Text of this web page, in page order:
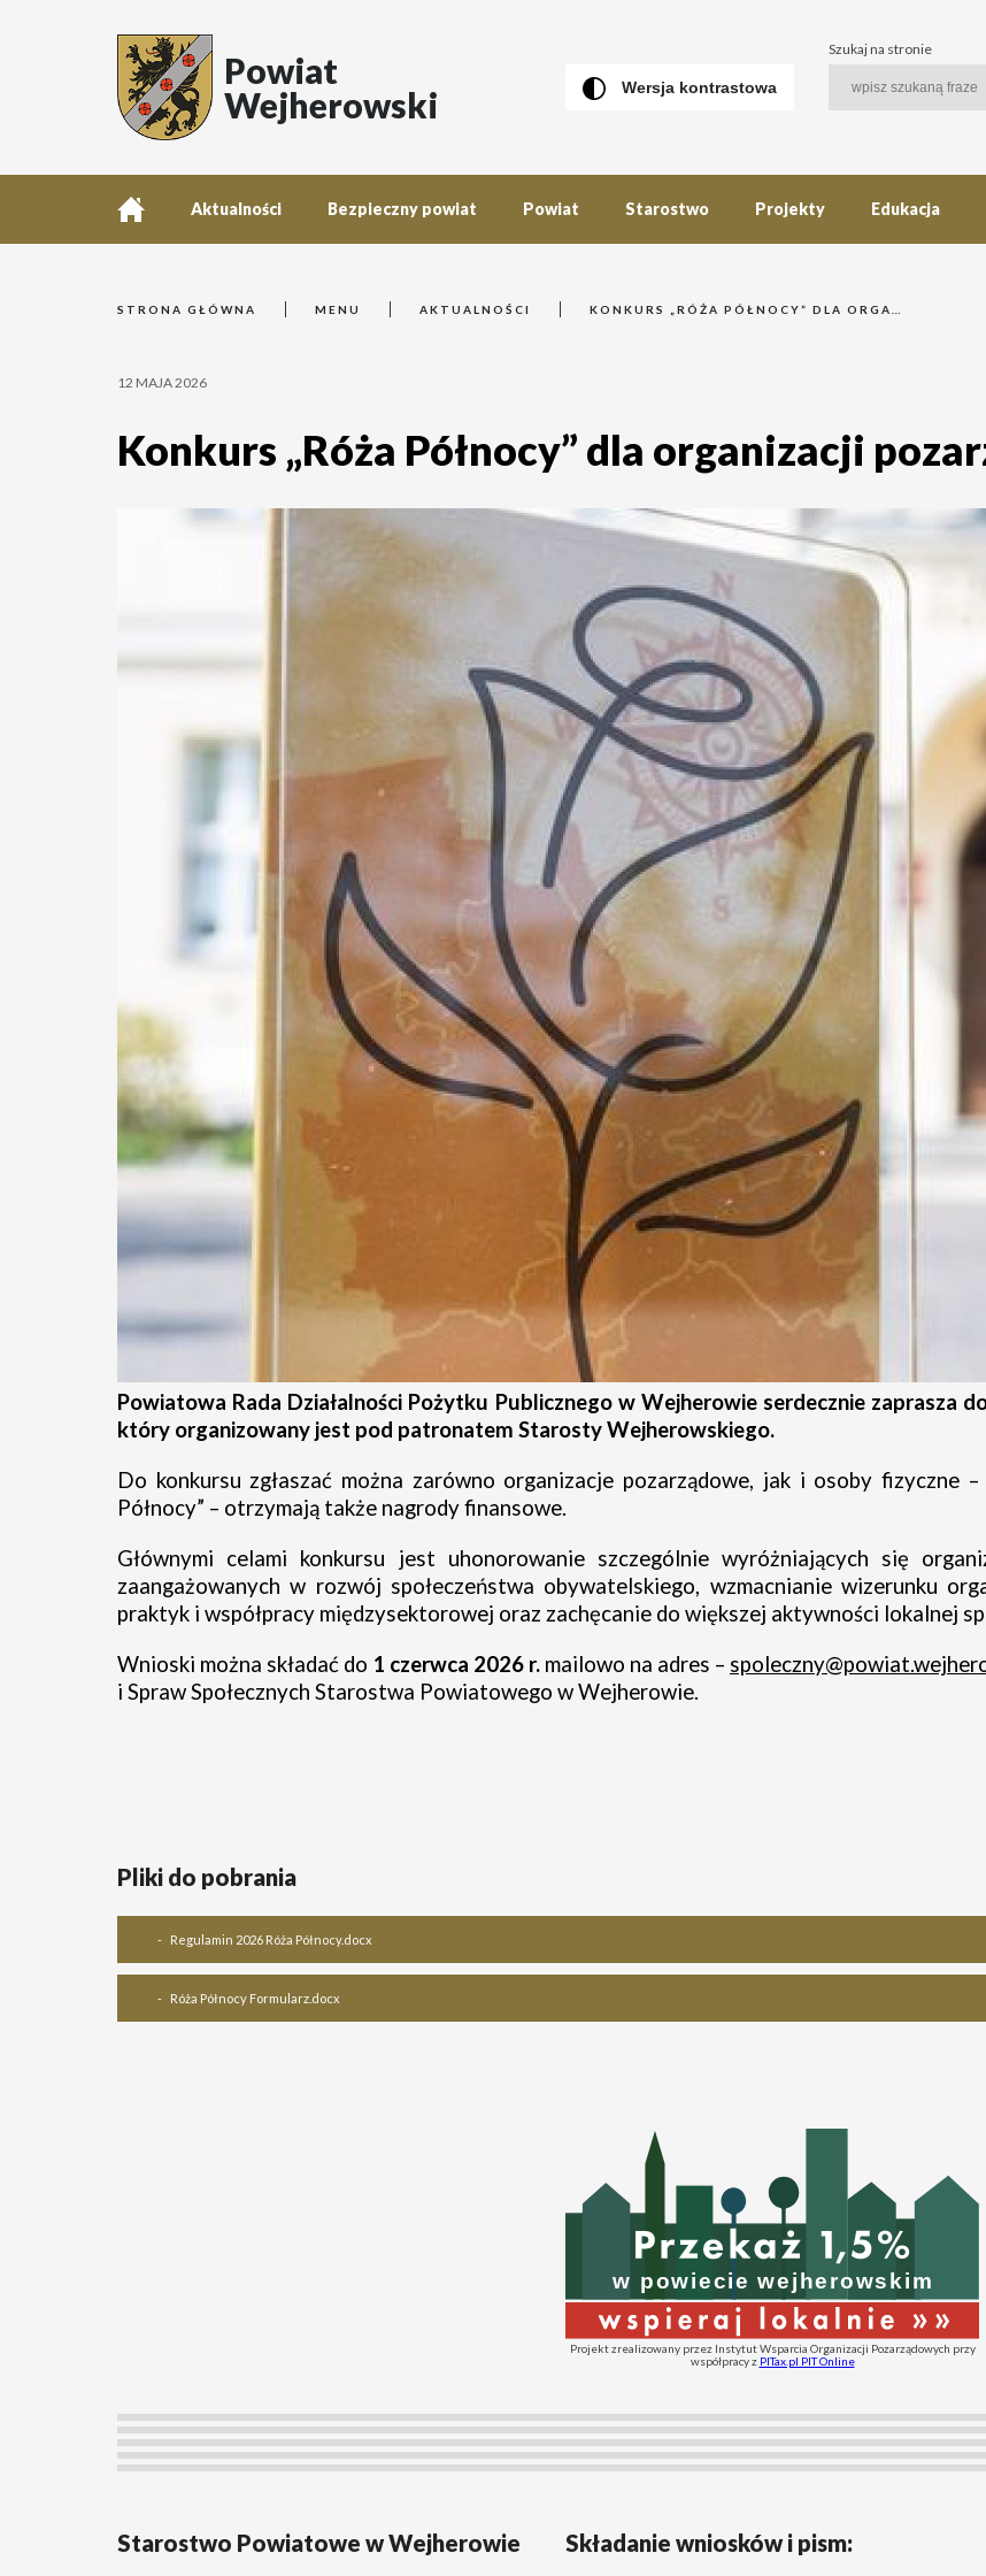
Powiat
Wejherowski
Wersja kontrastowa
Szukaj na stronie
Aktualności Bezpieczny powiat Powiat Starostwo Projekty Edukacja
STRONA GŁÓWNA MENU AKTUALNOŚCI KONKURS „RÓŻA PÓŁNOCY” DLA ORGANIZACJI POZARZĄDOWYCH
12 MAJA 2026
Konkurs „Róża Północy” dla organizacji
Powiatowa Rada Działalności Pożytku Publicznego w Wejherowie serdecznie zaprasza
który organizowany jest pod patronatem Starosty Wejherowskiego.
Do konkursu zgłaszać można zarówno organizacje pozarządowe, jak i osoby fizyczne
Północy” – otrzymają także nagrody finansowe.
Głównymi celami konkursu jest uhonorowanie szczególnie wyróżniających się
zaangażowanych w rozwój społeczeństwa obywatelskiego, wzmacnianie wizerunku
praktyk i współpracy międzysektorowej oraz zachęcanie do większej aktywności lokalnej
Wnioski można składać do 1 czerwca 2026 r. mailowo na adres –
i Spraw Społecznych Starostwa Powiatowego w Wejherowie.
Pliki do pobrania
Regulamin 2026 Róża Północy.docx
Róża Północy Formularz.docx
Projekt zrealizowany przez Instytut Wsparcia Organizacji Pozarządowych przy
współpracy z PITax.pl PIT Online
Starostwo Powiatowe w Wejherowie Składanie wniosków i pism: